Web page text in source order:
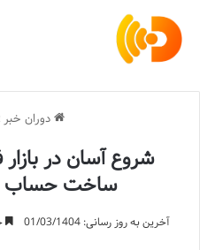
دوران خبر
شروع آسان در
ساخت حساب
آخرین به روز رسانی: 01/03/1404